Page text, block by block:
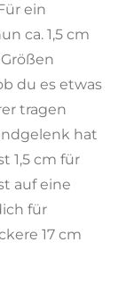
ein
ca. 1,5 cm
du es etwas
tragen
hat
1,5 cm für
auf eine
für
17 cm